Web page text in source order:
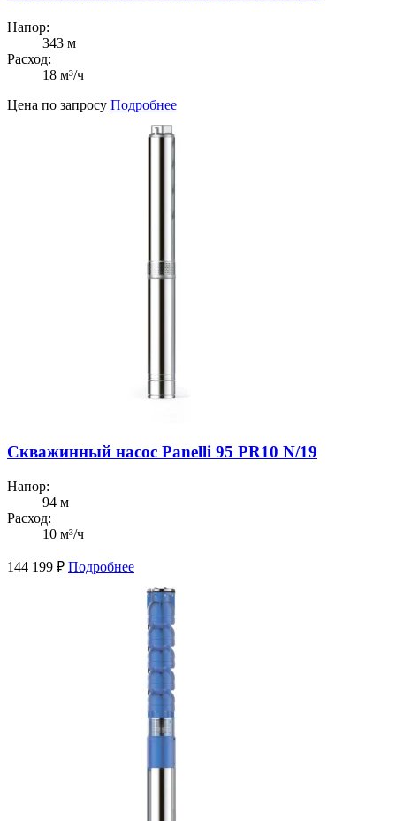
Напор:
343 м
Расход:
18 м³/ч
Цена по запросу Подробнее
Скважинный насос Panelli 95 PR10 N/19
Напор:
94 м
Расход:
10 м³/ч
144 199 ₽ Подробнее